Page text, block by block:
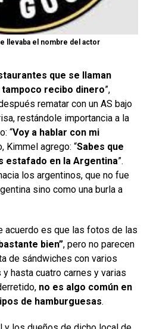
llevaba el nombre del actor
que se llaman
tampoco recibo dinero”,
rematar con un AS bajo
restándole importancia a la
“Voy a hablar con mi
Kimmel agrego: “Sabes que
estafado en la Argentina”.
los argentinos, que no fue
sino como una burla a
acuerdo es que las fotos de las
bien”, pero no parecen
de sándwiches con varios
hasta cuatro carnes y varias
no es algo común en
de hamburguesas.